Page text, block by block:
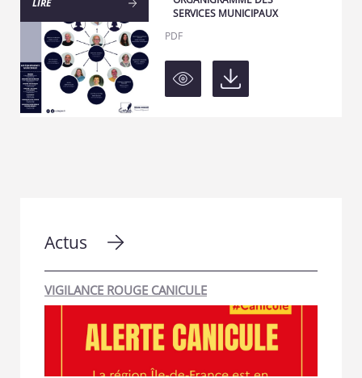
LIRE
SERVICES MUNICIPAUX
PDF
Actus
VIGILANCE ROUGE CANICULE